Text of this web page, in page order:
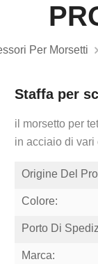
Per Morsetti
Staffa per
il morsetto per
in acciaio di vari
Origine Del
Colore:
Porto Di
Marca: